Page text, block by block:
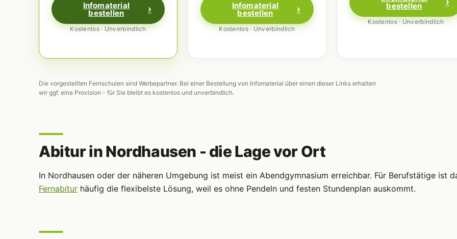
Infomaterial
bestellen
Kostenlos · Unverbindlich
Infomaterial
bestellen
Kostenlos · Unverbindlich
bestellen
Kostenlos · Unverbindlich
Die vorgestellten Fernschulen sind Werbepartner. Bei einer Bestellung von Infomaterial über einen dieser Links erhalten
wir ggf. eine Provision - für Sie bleibt es kostenlos und unverbindlich.
Abitur in Nordhausen - die Lage vor Ort
In Nordhausen oder der näheren Umgebung ist meist ein Abendgymnasium erreichbar. Für Berufstätige ist
Fernabitur häufig die flexibelste Lösung, weil es ohne Pendeln und festen Stundenplan auskommt.